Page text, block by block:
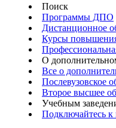
Поиск
Программы ДПО
Дистанционное
Курсы
О
Все о
Послевузовское
Второе высшее
Учебным
Подключайтесь к